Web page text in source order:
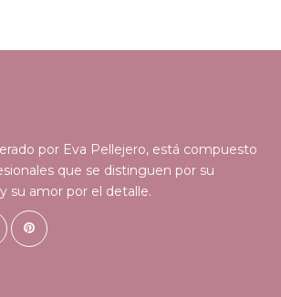
por Eva Pellejero, está compuesto
que se distinguen por su
su amor por el detalle.